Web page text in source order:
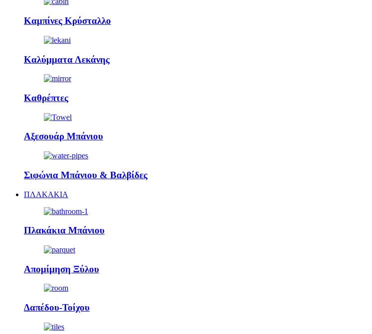
Καμπίνες Κρύσταλλο
Καλύμματα Λεκάνης
Καθρέπτες
Αξεσουάρ Μπάνιου
Σιφώνια Μπάνιου & Βαλβίδες
ΠΛΑΚΑΚΙΑ
Πλακάκια Μπάνιου
Απομίμηση Ξύλου
Δαπέδου-Τοίχου